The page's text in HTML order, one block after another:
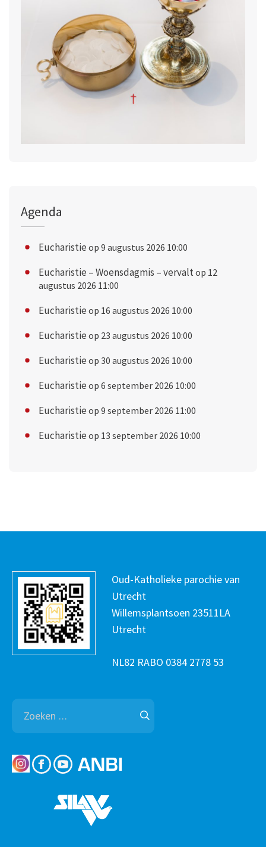
Agenda
Eucharistie op 9 augustus 2026 10:00
Eucharistie – Woensdagmis – vervaltop 12
augustus 2026 11:00
Eucharistie op 16 augustus 2026 10:00
Eucharistie op 23 augustus 2026 10:00
Eucharistie op 30 augustus 2026 10:00
Eucharistie op 6 september 2026 10:00
Eucharistie op 9 september 2026 11:00
Eucharistie op 13 september 2026 10:00
Oud-Katholieke parochie van
Utrecht
Willemsplantsoen 23511LA
Utrecht
NL82 RABO 0384 2778 53
Zoeken
naar: